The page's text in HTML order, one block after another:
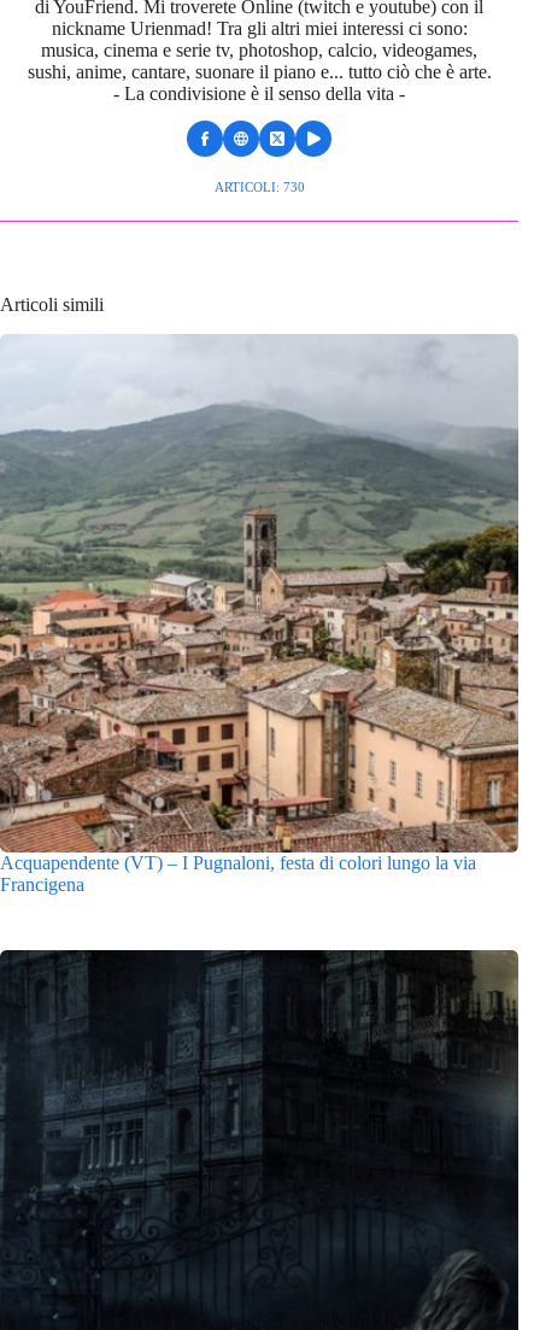
di YouFriend. Mi troverete Online (twitch e youtube) con il
nickname Urienmad! Tra gli altri miei interessi ci sono:
musica, cinema e serie tv, photoshop, calcio, videogames,
sushi, anime, cantare, suonare il piano e... tutto ciò che è arte.
- La condivisione è il senso della vita -
ARTICOLI: 730
Articoli simili
Acquapendente (VT) – I Pugnaloni, festa di colori lungo la via
Francigena